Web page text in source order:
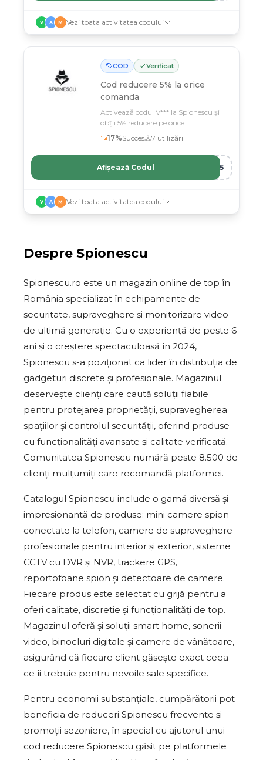
V A M Vezi toata activitatea codului
COD Verificat
Cod reducere 5% la orice
comanda
Activează codul V*** la Spionescu și
obții 5% reducere pe orice
cumpărătură
17%Succes 7 utilizări
FY5
Afișează Codul
V A M Vezi toata activitatea codului
Despre Spionescu
Spionescu.ro este un magazin online de top în
România specializat în echipamente de
securitate, supraveghere și monitorizare video
de ultimă generație. Cu o experiență de peste 6
ani și o creștere spectaculoasă în 2024,
Spionescu s-a poziționat ca lider în distribuția de
gadgeturi discrete și profesionale. Magazinul
deservește clienți care caută soluții fiabile
pentru protejarea proprietății, supravegherea
spaţiilor și controlul securității, oferind produse
cu funcționalități avansate și calitate verificată.
Comunitatea Spionescu numără peste 8.500 de
clienți mulțumiți care recomandă platformei.
Catalogul Spionescu include o gamă diversă și
impresionantă de produse: mini camere spion
conectate la telefon, camere de supraveghere
profesionale pentru interior și exterior, sisteme
CCTV cu DVR și NVR, trackere GPS,
reportofoane spion și detectoare de camere.
Fiecare produs este selectat cu grijă pentru a
oferi calitate, discretie și funcționalități de top.
Magazinul oferă și soluții smart home, sonerii
video, binocluri digitale și camere de vânătoare,
asigurând că fiecare client găsește exact ceea
ce îi trebuie pentru nevoile sale specifice.
Pentru economii substanțiale, cumpărătorii pot
beneficia de reduceri Spionescu frecvente și
promoții sezoniere, în special cu ajutorul unui
cod reducere Spionescu găsit pe platformele